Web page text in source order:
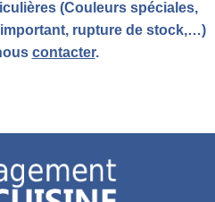
(Couleurs spéciales,
rupture de stock,…)
contacter.